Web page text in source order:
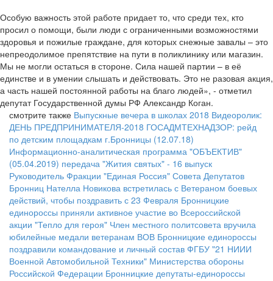
Особую важность этой работе придает то, что среди тех, кто
просил о помощи, были люди с ограниченными возможностями
здоровья и пожилые граждане, для которых снежные завалы – это
непреодолимое препятствие на пути в поликлинику или магазин.
Мы не могли остаться в стороне. Сила нашей партии – в её
единстве и в умении слышать и действовать. Это не разовая акция,
а часть нашей постоянной работы на благо людей», - отметил
депутат Государственной думы РФ Александр Коган.
смотрите также Выпускные вечера в школах 2018 Видеоролик:
ДЕНЬ ПРЕДПРИНИМАТЕЛЯ-2018 ГОСАДМТЕХНАДЗОР: рейд
по детским площадкам г.Бронницы (12.07.18)
Информационно-аналитическая программа "ОБЪЕКТИВ"
(05.04.2019) передача "Жития святых" - 16 выпуск
Руководитель Фракции "Единая Россия" Совета Депутатов
Бронниц Нателла Новикова встретилась с Ветераном боевых
действий, чтобы поздравить с 23 Февраля Бронницкие
единороссы приняли активное участие во Всероссийской
акции "Тепло для героя" Член местного политсовета вручила
юбилейные медали ветеранам ВОВ Бронницкие единороссы
поздравили командование и личный состав ФГБУ "21 НИИИ
Военной Автомобильной Техники" Министерства обороны
Российской Федерации Бронницкие депутаты-единороссы